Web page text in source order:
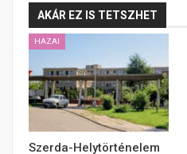
AKÁR EZ IS TETSZHET
HAZAI
Szerda-Helytörténelem